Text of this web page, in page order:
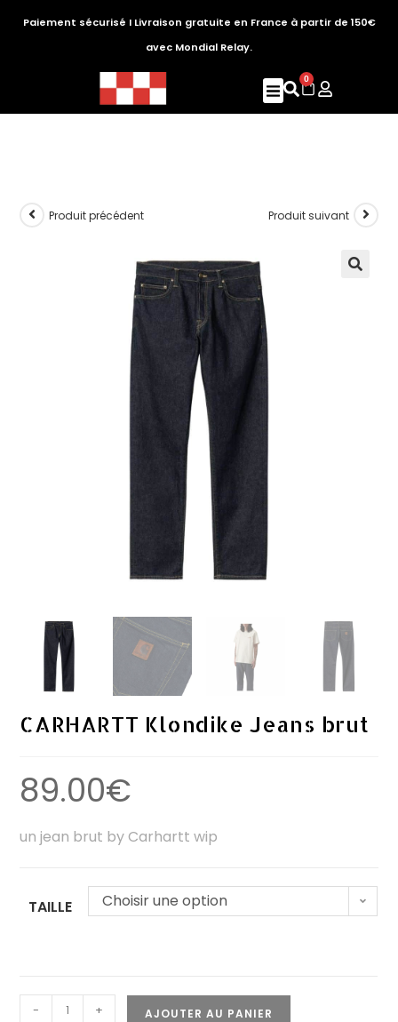
Paiement sécurisé I Livraison gratuite en France à partir de 150€
avec Mondial Relay.
0
Produit précédent Produit suivant
CARHARTT Klondike Jeans brut
89.00€
un jean brut by Carhartt wip
TAILLE Choisir une option
- + AJOUTER AU PANIER